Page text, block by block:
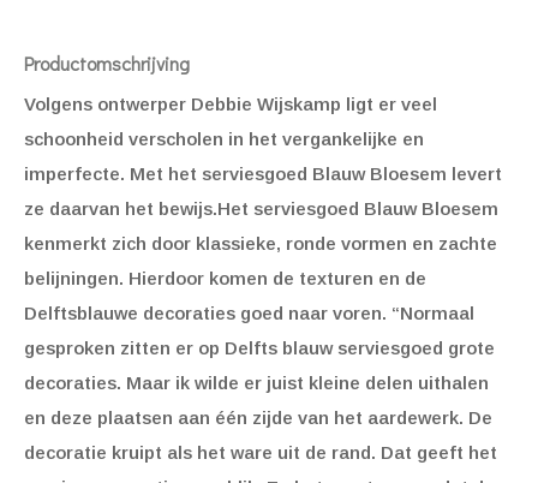
Productomschrijving
Volgens ontwerper Debbie Wijskamp ligt er veel
schoonheid verscholen in het vergankelijke en
imperfecte. Met het serviesgoed Blauw Bloesem levert
ze daarvan het bewijs.Het serviesgoed Blauw Bloesem
kenmerkt zich door klassieke, ronde vormen en zachte
belijningen. Hierdoor komen de texturen en de
Delftsblauwe decoraties goed naar voren. “Normaal
gesproken zitten er op Delfts blauw serviesgoed grote
decoraties. Maar ik wilde er juist kleine delen uithalen
en deze plaatsen aan één zijde van het aardewerk. De
decoratie kruipt als het ware uit de rand. Dat geeft het